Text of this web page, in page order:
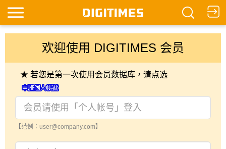
欢迎使用 DIGITIMES 会员
★ 若您是第一次使用会员数据库，请点选
【范例：user@company.com】